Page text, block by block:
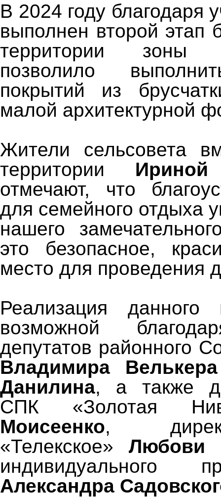
В 2024 году
выполнен второй этап
территории зоны
позволило
покрытий из
малой архитектурной
Жители сельсовета
территории
отмечают, что
для семейного отдыха
нашего
это безопасное,
место для проведения
Реализация данного
возможной
депутатов районного
Владимира Велькера
Данилина, а также
СПК «Золотая
Моисеенко,
«Телекское» Любови
индивидуального
Александра